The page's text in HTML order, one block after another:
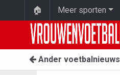
🏠 Meer sporten
Ander voetbalnieuws